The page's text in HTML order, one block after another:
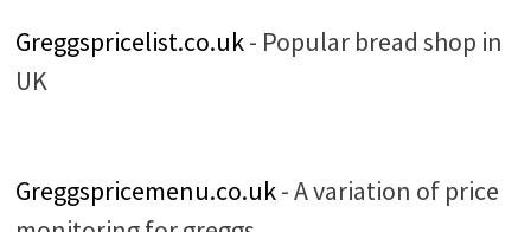
Greggspricelist.co.uk- Popular bread shop in
UK
Greggspricemenu.co.uk- A variation of price